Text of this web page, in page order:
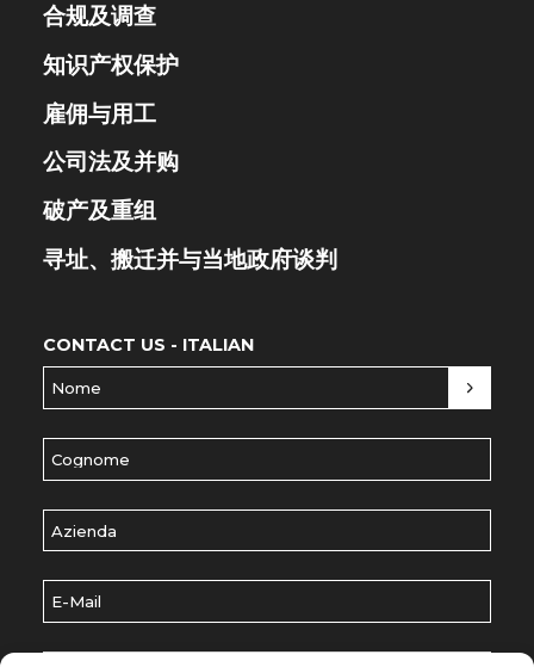
合规及调查
知识产权保护
雇佣与用工
公司法及并购
破产及重组
寻址、搬迁并与当地政府谈判
CONTACT US - ITALIAN
Nome
Cognome
Azienda
E-Mail